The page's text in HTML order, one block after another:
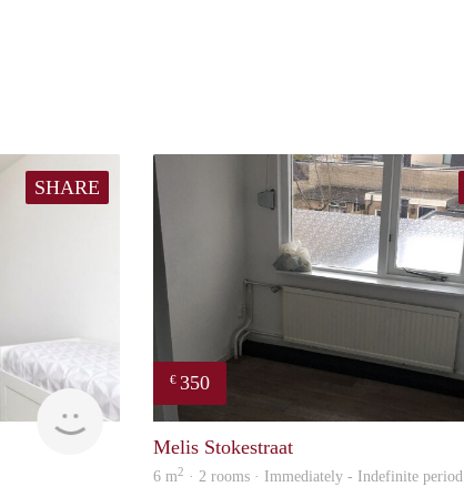
SHARE
finder
€ 350
Melis Stokestraat
6 m2 · 2 rooms · Immediately - Indefinite period